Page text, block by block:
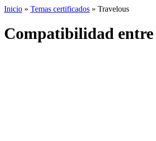
Inicio » Temas certificados » Travelous
Compatibilidad